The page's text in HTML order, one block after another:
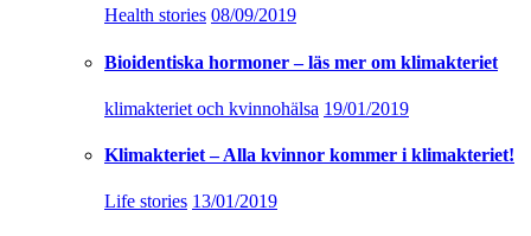
Health stories 08/09/2019
Bioidentiska hormoner – läs mer om klimakteriet
klimakteriet och kvinnohälsa 19/01/2019
Klimakteriet – Alla kvinnor kommer i klimakteriet!
Life stories 13/01/2019